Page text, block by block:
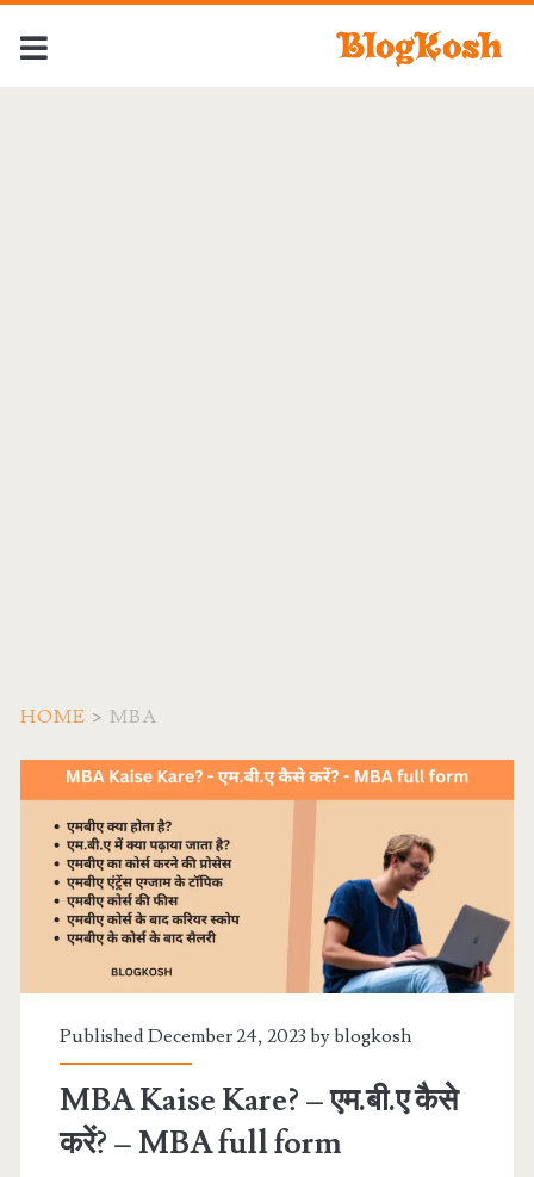
HOME > MBA
Tag:
<span>MBA</span>
Published December 24, 2023 byblogkosh
MBA Kaise Kare? – एम.बी.ए कैसे
करें? – MBA full form